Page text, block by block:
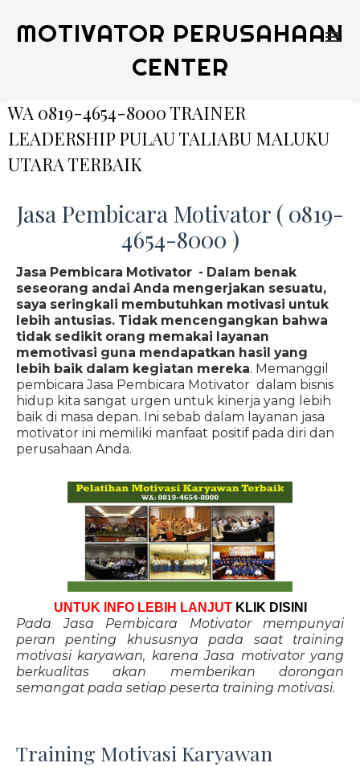
MOTIVATOR PERUSAHAAN
CENTER
WA 0819-4654-8000 TRAINER
LEADERSHIP PULAU TALIABU MALUKU
UTARA TERBAIK
Jasa Pembicara Motivator ( 0819-
4654-8000 )
Jasa Pembicara Motivator - Dalam benak
seseorang andai Anda mengerjakan sesuatu,
saya seringkali membutuhkan motivasi untuk
lebih antusias. Tidak mencengangkan bahwa
tidak sedikit orang memakai layanan
memotivasi guna mendapatkan hasil yang
lebih baik dalam kegiatan mereka. Memanggil
pembicara Jasa Pembicara Motivator dalam bisnis
hidup kita sangat urgen untuk kinerja yang lebih
baik di masa depan. Ini sebab dalam layanan jasa
motivator ini memiliki manfaat positif pada diri dan
perusahaan Anda.
UNTUK INFO LEBIH LANJUT KLIK DISINI
Pada Jasa Pembicara Motivator mempunyai
peran penting khususnya pada saat training
motivasi karyawan, karena Jasa motivator yang
berkualitas akan memberikan dorongan
semangat pada setiap peserta training motivasi.
Training Motivasi Karyawan